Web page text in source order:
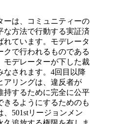
ーは、コミュニティーの
な方法で行動する実証済
れています。モデレータ
クで行われるものである
モデレーターが下した裁
なされます。4回目以降
アリングは、違反者が
持するために完全に公平
きるようにするためのも
501stリージョンメン